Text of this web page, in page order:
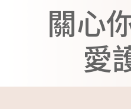
關心
愛